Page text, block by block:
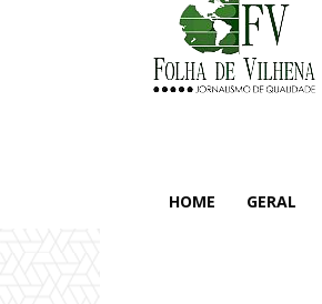
HOME GERAL